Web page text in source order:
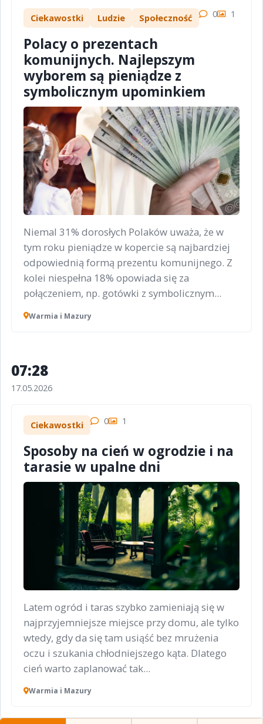
Ciekawostki Ludzie Społeczność 0 1
Polacy o prezentach
komunijnych. Najlepszym
wyborem są pieniądze z
symbolicznym upominkiem
Niemal 31% dorosłych Polaków uważa, że w
tym roku pieniądze w kopercie są najbardziej
odpowiednią formą prezentu komunijnego. Z
kolei niespełna 18% opowiada się za
połączeniem, np. gotówki z symbolicznym...
Warmia i Mazury
07:28
17.05.2026
Ciekawostki 0 1
Sposoby na cień w ogrodzie i na
tarasie w upalne dni
Latem ogród i taras szybko zamieniają się w
najprzyjemniejsze miejsce przy domu, ale tylko
wtedy, gdy da się tam usiąść bez mrużenia
oczu i szukania chłodniejszego kąta. Dlatego
cień warto zaplanować tak...
Warmia i Mazury